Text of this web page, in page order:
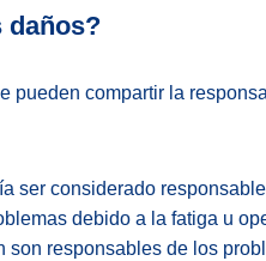
daños?
pueden compartir la
ser considerado
debido a la fatiga u
son responsables de los